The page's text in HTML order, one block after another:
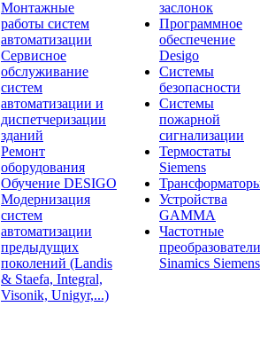
Монтажные
работы систем
автоматизации
Сервисное
обслуживание
систем
автоматизации и
диспетчеризации
зданий
Ремонт
оборудования
Обучение DESIGO
Модернизация
систем
автоматизации
предыдущих
поколений (Landis
& Staefa, Integral,
Visonik, Unigyr,...)
заслонок
Программное
обеспечение
Desigo
Системы
безопасности
Системы
пожарной
сигнализации
Термостаты
Siemens
Устройства
GAMMA
Частотные
преобразователи
Sinamics Siemens